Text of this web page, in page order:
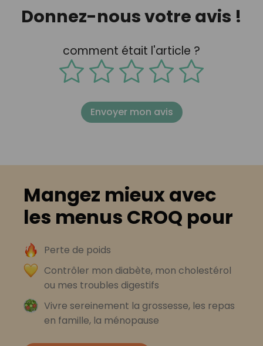
Donnez-nous votre avis !
comment était l'article ?
Envoyer mon avis
Mangez mieux avec
les menus CROQ pour
Perte de poids
Contrôler mon diabète, mon cholestérol
ou mes troubles digestifs
Vivre sereinement la grossesse, les repas
en famille, la ménopause